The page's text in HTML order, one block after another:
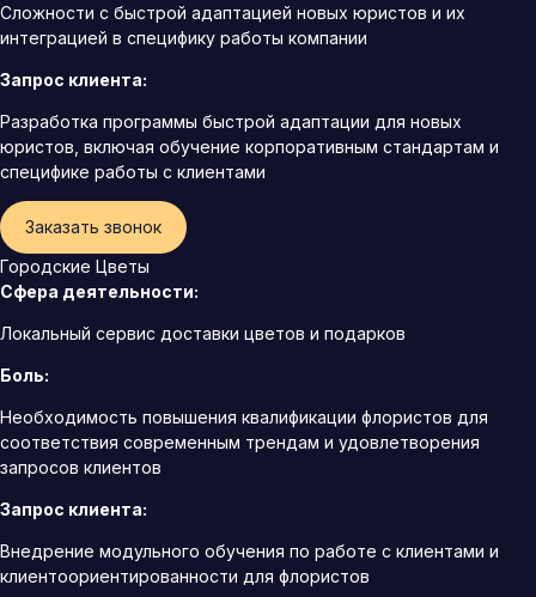
Сложности с быстрой адаптацией новых юристов и их
интеграцией в специфику работы компании
Запрос клиента:
Разработка программы быстрой адаптации для новых
юристов, включая обучение корпоративным стандартам и
специфике работы с клиентами
Заказать звонок
Городские Цветы
Сфера деятельности:
Локальный сервис доставки цветов и подарков
Боль:
Необходимость повышения квалификации флористов для
соответствия современным трендам и удовлетворения
запросов клиентов
Запрос клиента:
Внедрение модульного обучения по работе с клиентами и
клиентоориентированности для флористов